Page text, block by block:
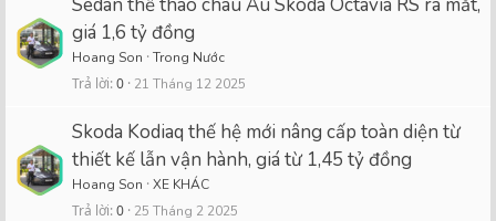
Sedan thể thao châu Âu Skoda Octavia RS ra mắt,
giá 1,6 tỷ đồng
Hoang Son Trong Nước
Trả lời 0 21 Tháng 12 2025
Skoda Kodiaq thế hệ mới nâng cấp toàn diện từ
thiết kế lẫn vận hành, giá từ 1,45 tỷ đồng
Hoang Son XE KHÁC
Trả lời 0 25 Tháng 2 2025